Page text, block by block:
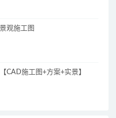
观施工图
CAD施工图+方案+实景】